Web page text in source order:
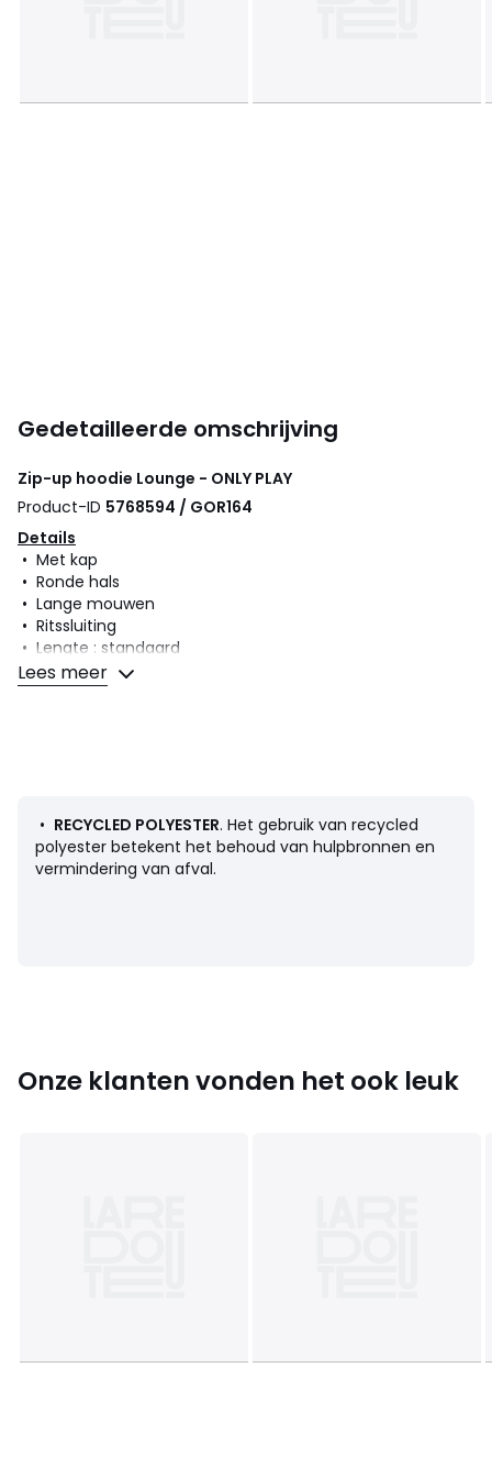
Gedetailleerde omschrijving
Zip-up hoodie Lounge - ONLY PLAY
Product-ID 5768594 / GOR164
Details
• Met kap
• Ronde hals
• Lange mouwen
• Ritssluiting
• Lengte : standaard
• Afgewerkt met ribboord
Kleuren Zwart, Violet, Chocolade kastanje, Beige ,
Lees meer
• RECYCLED POLYESTER. Het gebruik van recycled
polyester betekent het behoud van hulpbronnen en
vermindering van afval.
Onze klanten vonden het ook leuk